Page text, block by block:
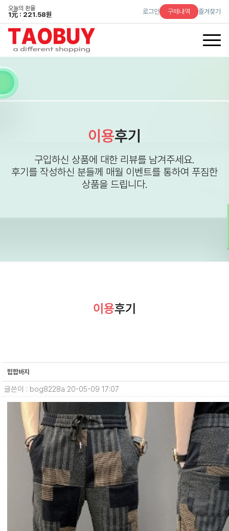
오늘의 환율
1元 : 221.58원 로그인 구매내역 즐겨찾기
이용후기
구입하신 상품에 대한 리뷰를 남겨주세요.
후기를 작성하신 분들께 매월 이벤트를 통하여 푸짐한
상품을 드립니다.
이용후기
힙합바지
글쓴이 : bog8228a 20-05-09 17:07